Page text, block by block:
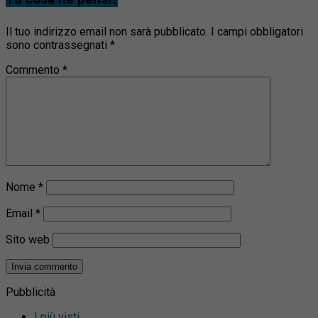
Il tuo indirizzo email non sarà pubblicato. I campi obbligatori
sono contrassegnati *
Commento *
Nome *
Email *
Sito web
Pubblicità